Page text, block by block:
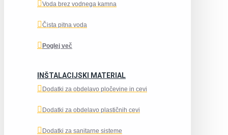
Voda brez vodnega kamna
Čista pitna voda
Poglej več
INŠTALACIJSKI MATERIAL
Dodatki za obdelavo pločevine in cevi
Dodatki za obdelavo plastičnih cevi
Dodatki za sanitarne sisteme